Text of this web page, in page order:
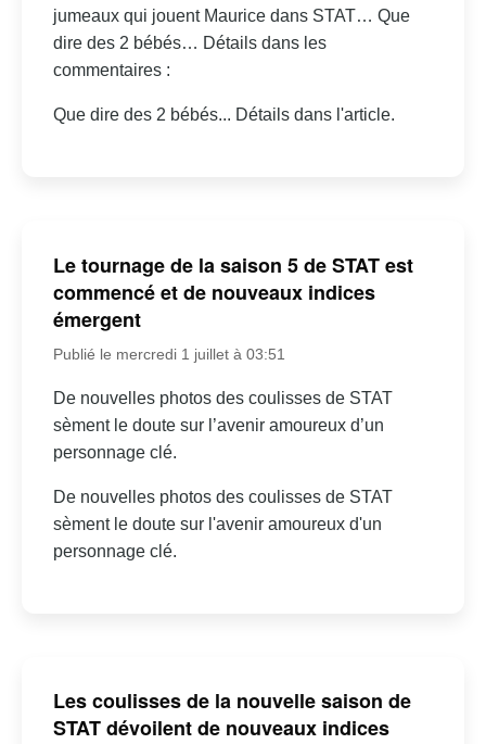
jumeaux qui jouent Maurice dans STAT… Que
dire des 2 bébés… Détails dans les
commentaires :
Que dire des 2 bébés... Détails dans l'article.
Le tournage de la saison 5 de STAT est
commencé et de nouveaux indices
émergent
Publié le mercredi 1 juillet à 03:51
De nouvelles photos des coulisses de STAT
sèment le doute sur l’avenir amoureux d’un
personnage clé.
De nouvelles photos des coulisses de STAT
sèment le doute sur l'avenir amoureux d'un
personnage clé.
Les coulisses de la nouvelle saison de
STAT dévoilent de nouveaux indices